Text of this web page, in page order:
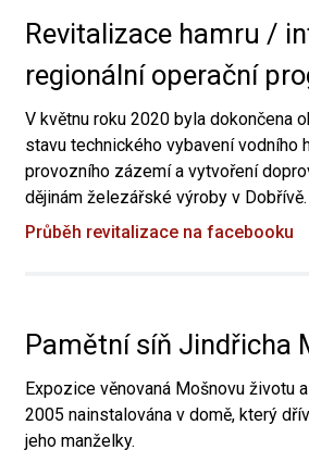
Revitalizace hamru /
regionální operační
V květnu roku 2020 byla dokončena
stavu technického vybavení vodního
provozního zázemí a vytvoření
dějinám železářské výroby v Dobřívě.
Průběh revitalizace na facebooku
Pamětní síň Jindřicha
Expozice věnovaná Mošnovu životu
2005 nainstalována v domě, který
jeho manželky.